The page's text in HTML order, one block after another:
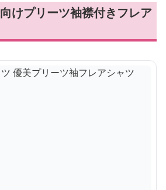
けプリーツ袖襟付きフレア